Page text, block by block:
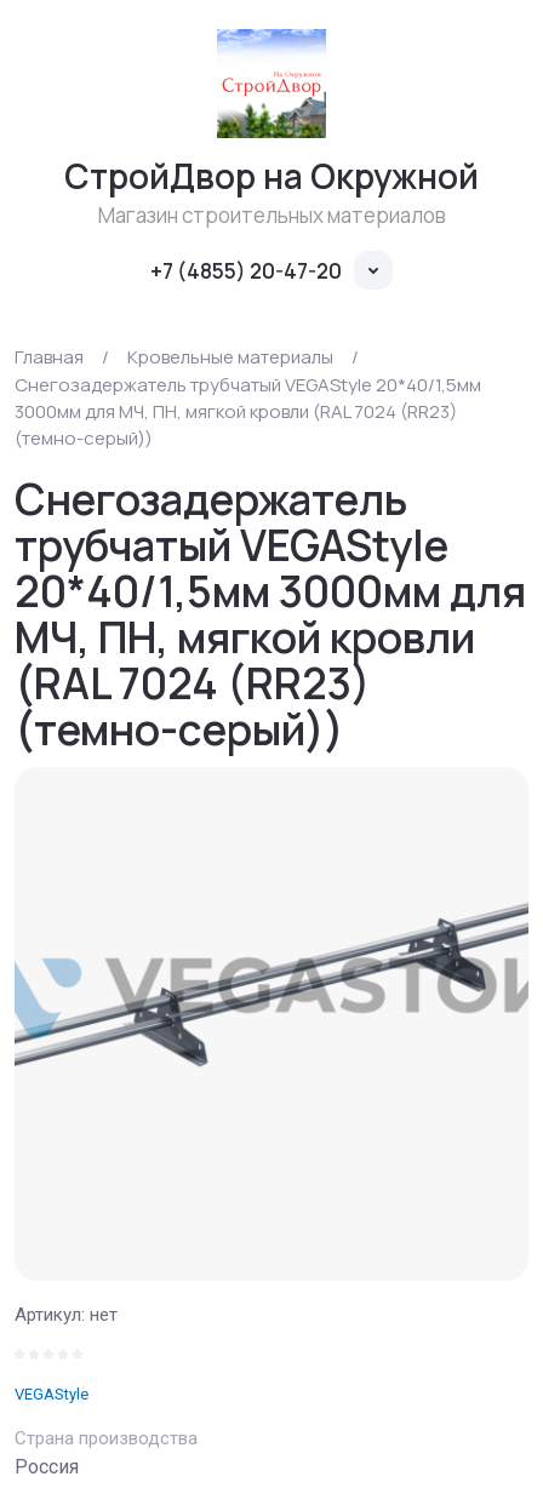
СтройДвор на Окружной
Магазин строительных материалов
+7 (4855) 20-47-20
Главная / Кровельные материалы
/
Снегозадержатель трубчатый VEGAStyle 20*40/1,5мм
3000мм для МЧ, ПН, мягкой кровли (RAL 7024 (RR23)
(темно-серый))
Снегозадержатель
трубчатый VEGAStyle
20*40/1,5мм 3000мм для
МЧ, ПН, мягкой кровли
(RAL 7024 (RR23)
(темно-серый))
Артикул: нет
VEGAStyle
Страна производства
Россия